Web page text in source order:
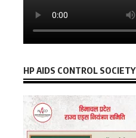
HP AIDS CONTROL SOCIETY